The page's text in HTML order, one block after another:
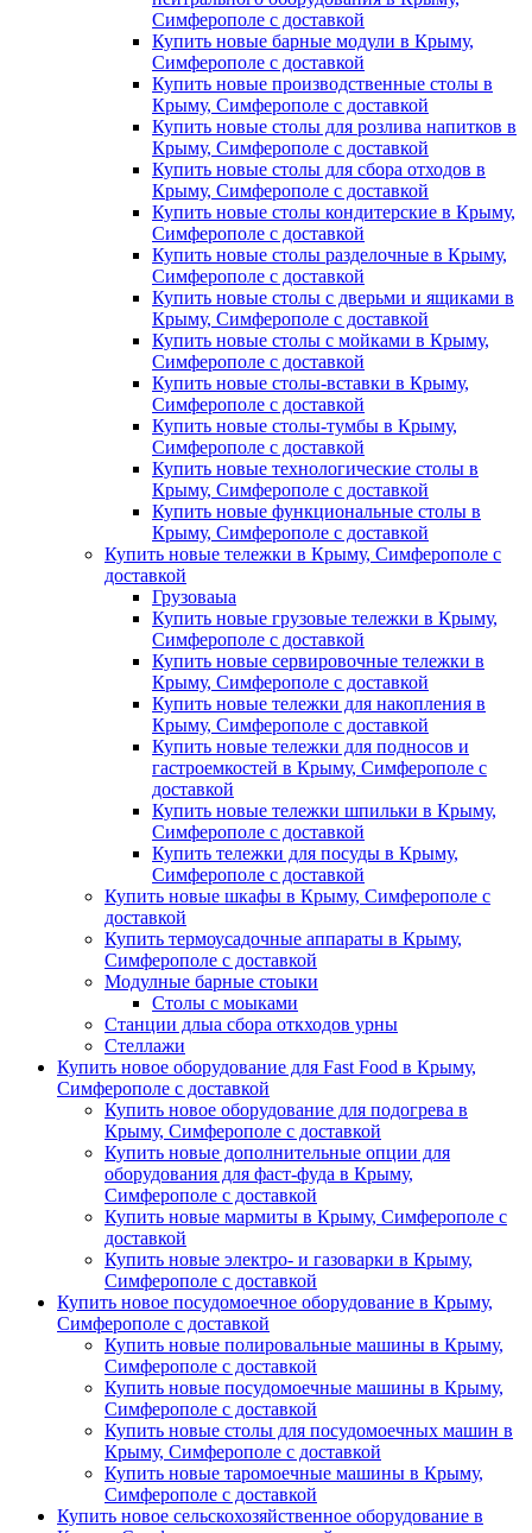
Симферополе с доставкой
Купить новые барные модули в Крыму,
Симферополе с доставкой
Купить новые производственные столы в
Крыму, Симферополе с доставкой
Купить новые столы для розлива напитков в
Крыму, Симферополе с доставкой
Купить новые столы для сбора отходов в
Крыму, Симферополе с доставкой
Купить новые столы кондитерские в Крыму,
Симферополе с доставкой
Купить новые столы разделочные в Крыму,
Симферополе с доставкой
Купить новые столы с дверьми и ящиками в
Крыму, Симферополе с доставкой
Купить новые столы с мойками в Крыму,
Симферополе с доставкой
Купить новые столы-вставки в Крыму,
Симферополе с доставкой
Купить новые столы-тумбы в Крыму,
Симферополе с доставкой
Купить новые технологические столы в
Крыму, Симферополе с доставкой
Купить новые функциональные столы в
Крыму, Симферополе с доставкой
Купить новые тележки в Крыму, Симферополе с
доставкой
Грузоваыа
Купить новые грузовые тележки в Крыму,
Симферополе с доставкой
Купить новые сервировочные тележки в
Крыму, Симферополе с доставкой
Купить новые тележки для накопления в
Крыму, Симферополе с доставкой
Купить новые тележки для подносов и
гастроемкостей в Крыму, Симферополе с
доставкой
Купить новые тележки шпильки в Крыму,
Симферополе с доставкой
Купить тележки для посуды в Крыму,
Симферополе с доставкой
Купить новые шкафы в Крыму, Симферополе с
доставкой
Купить термоусадочные аппараты в Крыму,
Симферополе с доставкой
Модулные барные стоыки
Столы с моыками
Станции длыа сбора откходов урны
Стеллажи
Купить новое оборудование для Fast Food в Крыму,
Симферополе с доставкой
Купить новое оборудование для подогрева в
Крыму, Симферополе с доставкой
Купить новые дополнительные опции для
оборудования для фаст-фуда в Крыму,
Симферополе с доставкой
Купить новые мармиты в Крыму, Симферополе с
доставкой
Купить новые электро- и газоварки в Крыму,
Симферополе с доставкой
Купить новое посудомоечное оборудование в Крыму,
Симферополе с доставкой
Купить новые полировальные машины в Крыму,
Симферополе с доставкой
Купить новые посудомоечные машины в Крыму,
Симферополе с доставкой
Купить новые столы для посудомоечных машин в
Крыму, Симферополе с доставкой
Купить новые таромоечные машины в Крыму,
Симферополе с доставкой
Купить новое сельскохозяйственное оборудование в